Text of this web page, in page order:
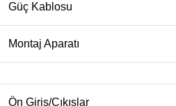
Güç Kablosu
Montaj Aparatı
Ön Giriş/Çıkışlar